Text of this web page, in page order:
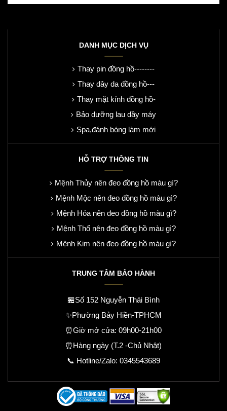
DANH MỤC DỊCH VỤ
Thay pin đồng hồ--------
Thay dây da đồng hồ---
Thay mặt kính đồng hồ-
Bảo dưỡng lau dầy máy
Spa,đánh bóng làm mới
HỖ TRỢ THÔNG TIN
Mệnh Thủy nên đeo đồng hồ màu gì?
Mệnh Mộc nên đeo đồng hồ màu gì?
Mệnh Hỏa nên đeo đồng hồ màu gì?
Mệnh Thổ nên đeo đồng hồ màu gì?
Mệnh Kim nên đeo đồng hồ màu gì?
TRUNG TÂM BẢO HÀNH
🏪Số 152 Nguyễn Thái Bình
✨Phường Bảy Hiền-TPHCM
⏰Giờ mở cửa: 09h00-21h00
⏰Hàng ngày (T.2 -Chủ Nhật)
📞 Hotline/Zalo: 0345543689